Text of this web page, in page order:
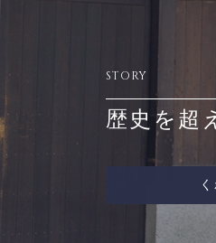
STORY
歴史を超